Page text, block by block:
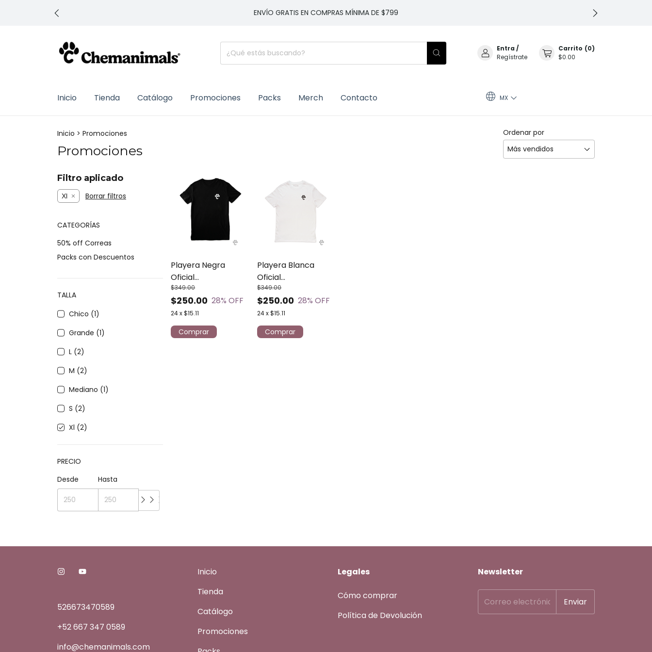
ENVÍO GRATIS EN COMPRAS MÍNIMA DE $799
Entra /
Regístrate
Carrito (0)
$0.00
Inicio Tienda Catálogo Promociones Packs Merch Contacto MX
Inicio > Promociones
Promociones
Ordenar por
Filtro aplicado
Xl Borrar filtros
CATEGORÍAS
50% off Correas
Packs con Descuentos
TALLA
Chico (1)
Grande (1)
L (2)
M (2)
Mediano (1)
S (2)
Xl (2)
PRECIO
Desde
Hasta
Playera Negra
Oficial
Chemanimals
$250.00
$349.00
28% OFF
24x$15.11
Comprar
Playera Blanca
Oficial
Chemanimals
$250.00
$349.00
28% OFF
24x$15.11
Comprar
526673470589
+52 667 347 0589
info@chemanimals.com
Inicio
Tienda
Catálogo
Promociones
Legales
Cómo comprar
Política de Devolución
Newsletter